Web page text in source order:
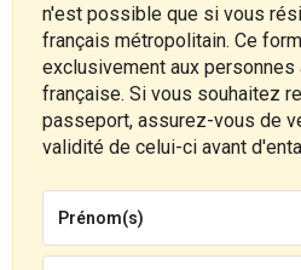
n'est possible que si vous
français métropolitain. Ce
exclusivement aux personnes
française. Si vous souhaitez
passeport, assurez-vous de
validité de celui-ci avant
Prénom(s)